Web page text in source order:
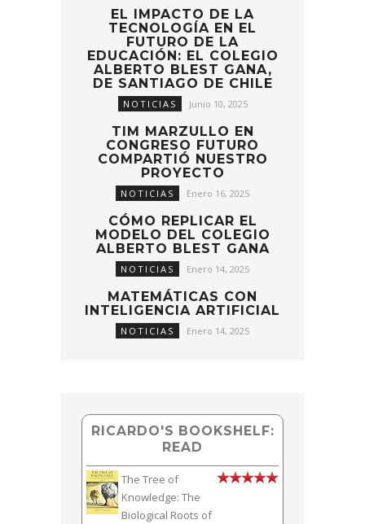
EL IMPACTO DE LA
TECNOLOGÍA EN EL
FUTURO DE LA
EDUCACIÓN: EL COLEGIO
ALBERTO BLEST GANA,
DE SANTIAGO DE CHILE
NOTICIAS Junio 10, 2025
TIM MARZULLO EN
CONGRESO FUTURO
COMPARTIÓ NUESTRO
PROYECTO
NOTICIAS Enero 16, 2025
CÓMO REPLICAR EL
MODELO DEL COLEGIO
ALBERTO BLEST GANA
NOTICIAS Enero 14, 2025
MATEMÁTICAS CON
INTELIGENCIA ARTIFICIAL
NOTICIAS Enero 14, 2025
RICARDO'S BOOKSHELF:
READ
The Tree of
Knowledge: The
Biological Roots of